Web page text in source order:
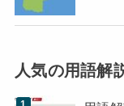
人気の用語解